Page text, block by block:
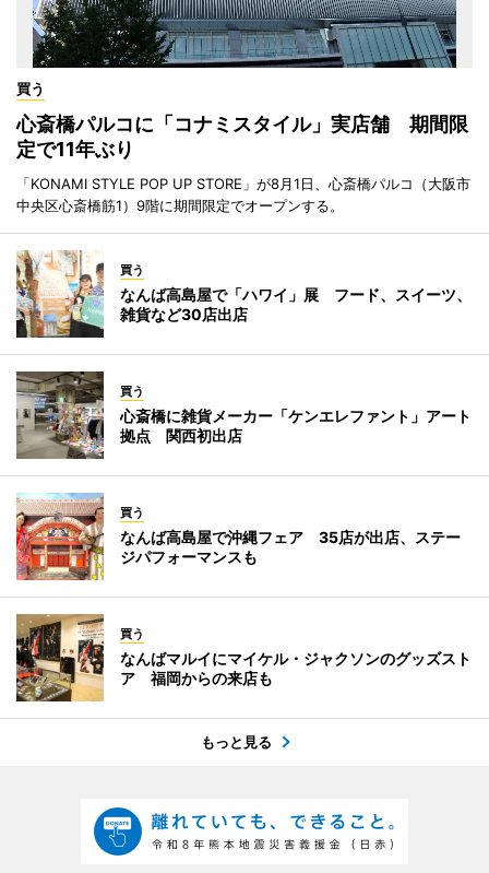
買う
心斎橋パルコに「コナミスタイル」実店舗 期間限
定で11年ぶり
「KONAMI STYLE POP UP STORE」が8月1日、心斎橋パルコ（大阪市
中央区心斎橋筋1）9階に期間限定でオープンする。
買う
なんば高島屋で「ハワイ」展 フード、スイーツ、
雑貨など30店出店
買う
心斎橋に雑貨メーカー「ケンエレファント」アート
拠点 関西初出店
買う
なんば高島屋で沖縄フェア 35店が出店、ステー
ジパフォーマンスも
買う
なんばマルイにマイケル・ジャクソンのグッズスト
ア 福岡からの来店も
もっと見る